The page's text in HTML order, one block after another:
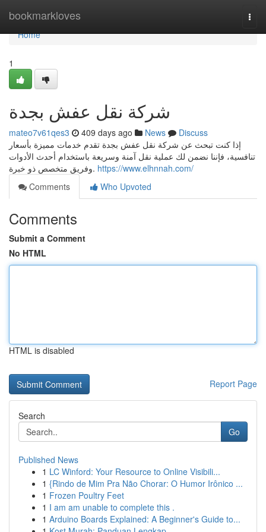
bookmarkloves
Home
Home
1
شركة نقل عفش بجدة
mateo7v61qes3 409 days ago News
Discuss
إذا كنت تبحث عن شركة نقل عفش بجدة تقدم خدمات مميزة بأسعار
تنافسية، فإننا نضمن لك عملية نقل آمنة وسريعة باستخدام أحدث الأدوات
وفريق متخصص ذو خبرة. https://www.elhnnah.com/
Comments
Who Upvoted
Comments
Submit a Comment
No HTML
HTML is disabled
Report Page
Search
Go
Published News
1 LC Winford: Your Resource to Online Visibili...
1 {Rindo de Mim Pra Não Chorar: O Humor Irônico ...
1 Frozen Poultry Feet
1 I am am unable to complete this .
1 Arduino Boards Explained: A Beginner's Guide to...